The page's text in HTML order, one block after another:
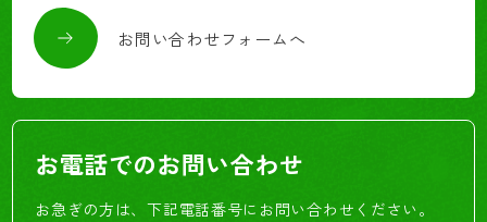
お問い合わせフォームへ
お電話でのお問い合わせ
お急ぎの方は、下記電話番号にお問い合わせください。